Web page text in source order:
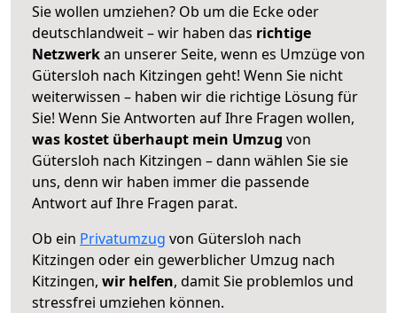
Sie wollen umziehen? Ob um die Ecke oder
deutschlandweit – wir haben das richtige
Netzwerkan unserer Seite, wenn es Umzüge von
Gütersloh nach Kitzingen geht! Wenn Sie nicht
weiterwissen – haben wir die richtige Lösung für
Sie! Wenn Sie Antworten auf Ihre Fragen wollen,
was kostet überhaupt mein Umzug von
Gütersloh nach Kitzingen – dann wählen Sie sie
uns, denn wir haben immer die passende
Antwort auf Ihre Fragen parat.
Ob ein Privatumzug von Gütersloh nach
Kitzingen oder ein gewerblicher Umzug nach
Kitzingen, wir helfen, damit Sie problemlos und
stressfrei umziehen können.